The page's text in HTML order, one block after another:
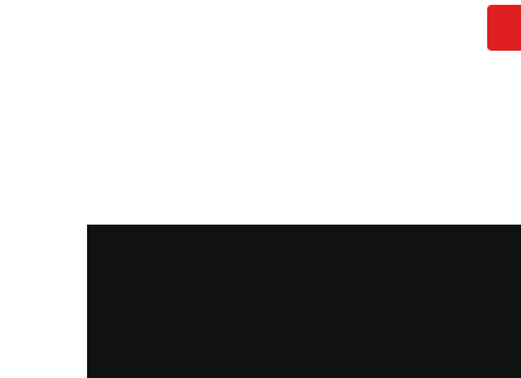
ruolo che balla tra il trequartista e la